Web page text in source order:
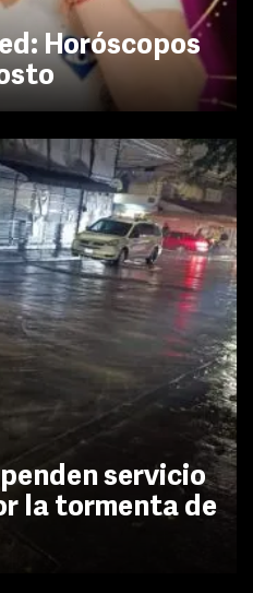
Horóscopos
servicio
la tormenta de